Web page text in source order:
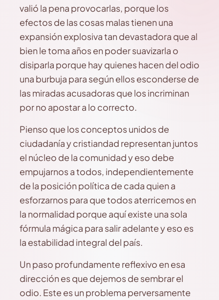
valió la pena provocarlas, porque los
efectos de las cosas malas tienen una
expansión explosiva tan devastadora que al
bien le toma años en poder suavizarla o
disiparla porque hay quienes hacen del odio
una burbuja para según ellos esconderse de
las miradas acusadoras que los incriminan
por no apostar a lo correcto.
Pienso que los conceptos unidos de
ciudadanía y cristiandad representan juntos
el núcleo de la comunidad y eso debe
empujarnos a todos, independientemente
de la posición política de cada quien a
esforzarnos para que todos aterricemos en
la normalidad porque aquí existe una sola
fórmula mágica para salir adelante y eso es
la estabilidad integral del país.
Un paso profundamente reflexivo en esa
dirección es que dejemos de sembrar el
odio. Este es un problema perversamente